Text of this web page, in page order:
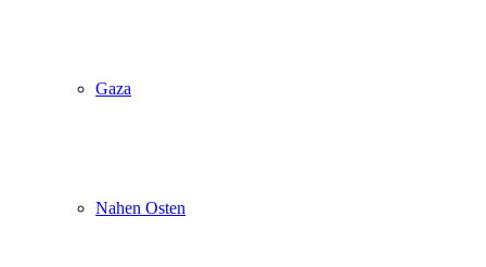
Gaza
Nahen Osten